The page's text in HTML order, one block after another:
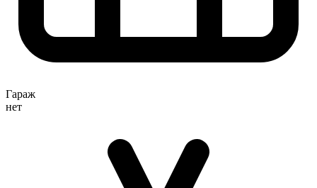
Гараж
нет